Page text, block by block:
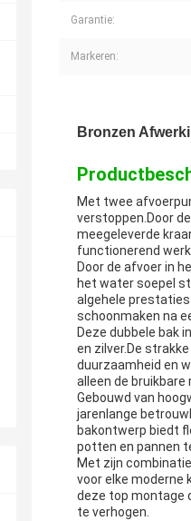
Garantie:
Markeren:
Bronzen
Met twee
verstoppen.Door
meegeleverde
functionerend
Door de afvoer in
het water soepel
algehele
schoonmaken na
Deze dubbele bak
en zilver.De
duurzaamheid en
alleen de
Gebouwd van
jarenlange
bakontwerp biedt
potten en pannen
Met zijn
voor elke moderne
deze top montage
te verhogen.